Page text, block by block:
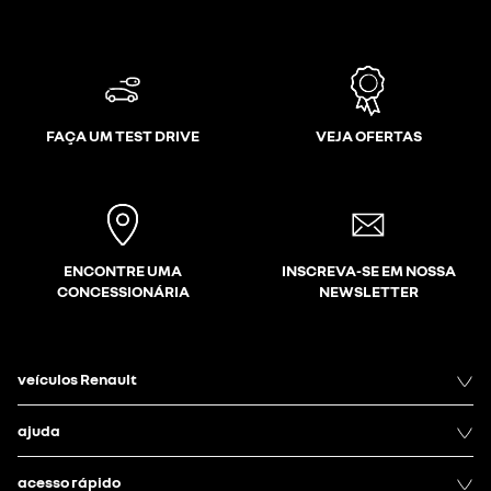
FAÇA UM TEST DRIVE VEJA OFERTAS
ENCONTRE UMA
CONCESSIONÁRIA
INSCREVA-SE EM NOSSA
NEWSLETTER
veículos Renault
ajuda
acesso rápido